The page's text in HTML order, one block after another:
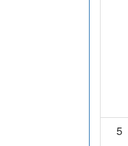
5